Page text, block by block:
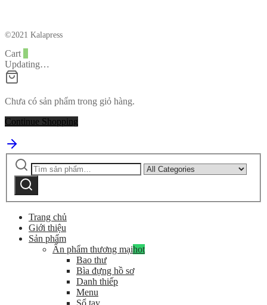
©2021 Kalapress
Cart
Updating…
Chưa có sản phẩm trong giỏ hàng.
Continue Shopping
Tìm
kiếm:
Narrow
by
Tìm
kiếm
Trang chủ
Giới thiệu
Sản phẩm
Ấn phẩm thương mạihot
Bao thư
Bìa đựng hồ sơ
Danh thiếp
Menu